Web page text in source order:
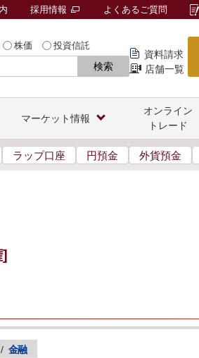
株価 投資信託
検索
資料請求
店舗一覧
採用情報 よくあるご質問
マーケット情報
オンライン
トレード
ラップ口座 円預金 外貨預金
/ 金融